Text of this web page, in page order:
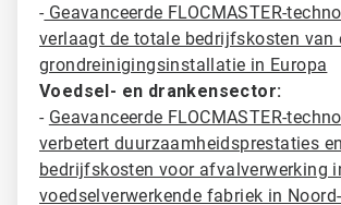
- Geavanceerde FLOCMASTER-
verlaagt de totale bedrijfskosten van
grondreinigingsinstallatie in Europa
Voedsel- en drankensector:
- Geavanceerde FLOCMASTER-
verbetert duurzaamheidsprestaties
bedrijfskosten voor afvalverwerking
voedselverwerkende fabriek in